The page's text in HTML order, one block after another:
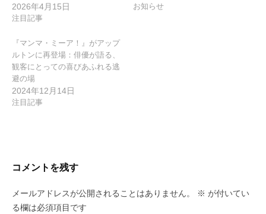
2026年4月15日
注目記事
お知らせ
『マンマ・ミーア！』がアップ
ルトンに再登場：俳優が語る、
観客にとっての喜びあふれる逃
避の場
2024年12月14日
注目記事
コメントを残す
メールアドレスが公開されることはありません。 ※ が付いてい
る欄は必須項目です